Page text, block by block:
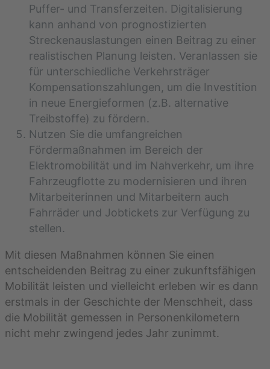
Puffer- und Transferzeiten. Digitalisierung
kann anhand von prognostizierten
Streckenauslastungen einen Beitrag zu einer
realistischen Planung leisten. Veranlassen sie
für unterschiedliche Verkehrsträger
Kompensationszahlungen, um die Investition
in neue Energieformen (z.B. alternative
Treibstoffe) zu fördern.
Nutzen Sie die umfangreichen
Fördermaßnahmen im Bereich der
Elektromobilität und im Nahverkehr, um ihre
Fahrzeugflotte zu modernisieren und ihren
Mitarbeiterinnen und Mitarbeitern auch
Fahrräder und Jobtickets zur Verfügung zu
stellen.
Mit diesen Maßnahmen können Sie einen
entscheidenden Beitrag zu einer zukunftsfähigen
Mobilität leisten und vielleicht erleben wir es dann
erstmals in der Geschichte der Menschheit, dass
die Mobilität gemessen in Personenkilometern
nicht mehr zwingend jedes Jahr zunimmt.